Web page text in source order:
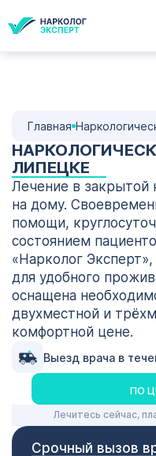
Главная
ЛИПЕЦКЕ
Лечение в закрытой
на дому.
помощи,
состоянием
«Нарколог
для удобного
оснащена
двухместной и
комфортной цене.
ПО
Выезд врача в
Лечитесь сейчас,
Срочный вызов